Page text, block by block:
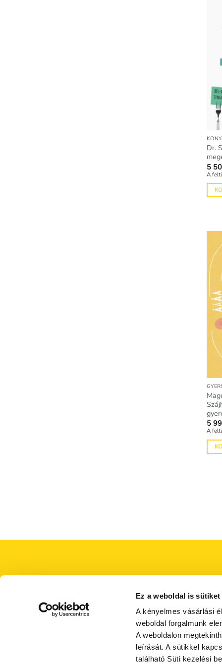
Ez a weboldal is sütiket
A kényelmes vásárlási
weboldal forgalmunk
A weboldalon
leírását. A sütikkel
található Süti kezelési
Dr.
5
A
5
A